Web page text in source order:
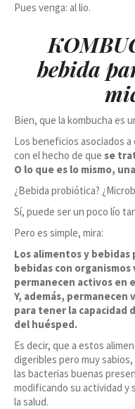
Pues venga: al lio.
bebida
Bien, que la kombucha es
Los beneficios asociados
con el hecho de que se
O lo que es lo mismo,
¿Bebida probiótica?
Sí, puede ser un poco lío
Pero es simple, mira:
Los alimentos y
bebidas con organismos
permanecen activos en
Y, además,
para tener la
del huésped.
Es decir, que a estos
digeribles pero muy
las bacterias buenas
modificando su actividad y
la salud.